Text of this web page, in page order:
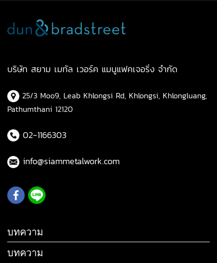
บริษัท สยาม เมทัล เวอร์ค แมนูแฟคเจอริ่ง จำกัด
25/3 Moo9, Leab Khlongsi Rd, Khlongsi, Khlongluang,
Pathumthani 12120
02-1166303
info@siammetalwork.com
บทความ
บทความ